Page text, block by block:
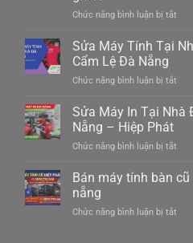
đà
Chức năng bình luận bị tắt
–
ái
Sửa Máy Tính Tại
Cẩm Lệ Đà Nẵng
Chức năng bình luận bị tắt
Máy
Lệ
Sửa Máy In Tại Nhà
Nẵng – Hiệp Phát
Chức năng bình luận bị tắt
Máy
Bán máy tính bàn
nẵng
Chức năng bình luận bị tắt